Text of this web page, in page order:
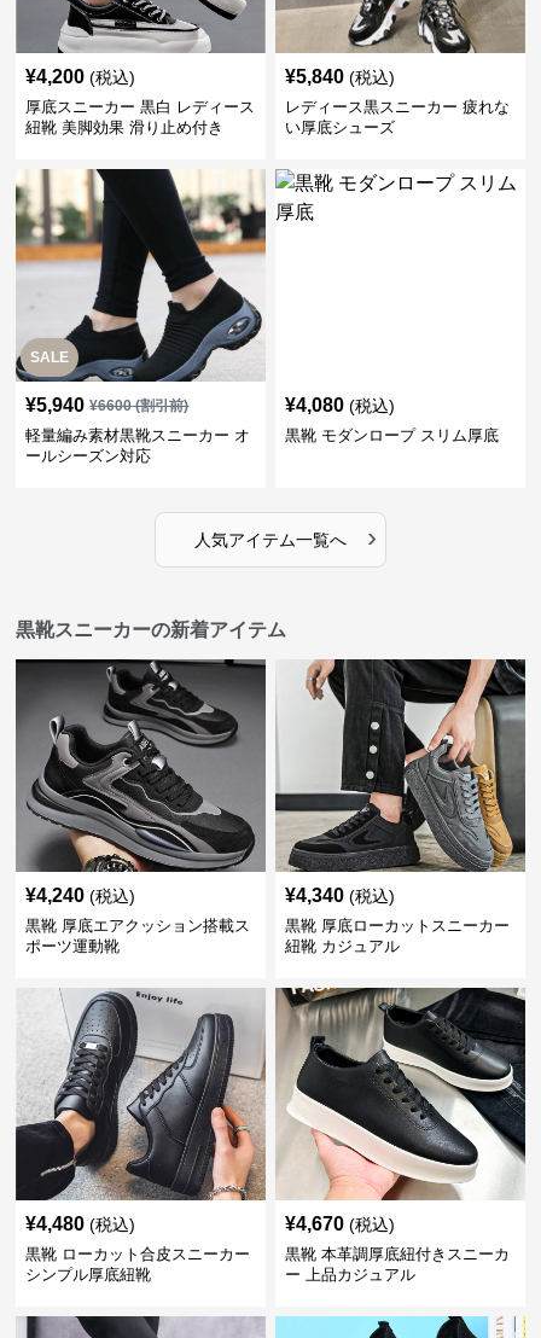
¥4,200 (税込)
厚底スニーカー 黒白 レディース
紐靴 美脚効果 滑り止め付き
¥5,840 (税込)
レディース黒スニーカー 疲れな
い厚底シューズ
SALE
¥5,940 ¥6600(割引前)
軽量編み素材黒靴スニーカー オ
ールシーズン対応
¥4,080 (税込)
黒靴 モダンロープ スリム厚底
人気アイテム一覧へ ›
黒靴スニーカーの新着アイテム
¥4,240 (税込)
黒靴 厚底エアクッション搭載ス
ポーツ運動靴
¥4,340 (税込)
黒靴 厚底ローカットスニーカー
紐靴 カジュアル
¥4,480 (税込)
黒靴 ローカット合皮スニーカー
シンプル厚底紐靴
¥4,670 (税込)
黒靴 本革調厚底紐付きスニーカ
ー 上品カジュアル